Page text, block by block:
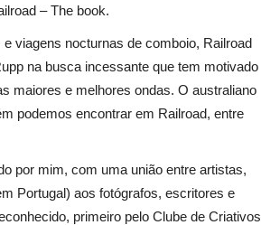
– The book.
viagens nocturnas de comboio, Railroad
na busca incessante que tem motivado
maiores e melhores ondas. O australiano
podemos encontrar em Railroad, entre
por mim, com uma união entre artistas,
Portugal) aos fotógrafos, escritores e
primeiro pelo Clube de Criativos